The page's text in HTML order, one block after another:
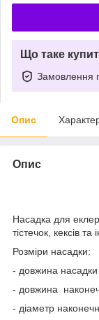
Що таке
Замовлення
Опис
Опис
Насадка для
тістечок, кексів
Розміри насадки:
- довжина
- довжина
- діаметр